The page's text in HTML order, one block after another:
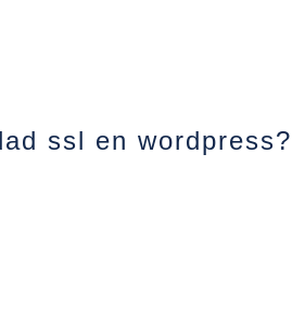
ssl en wordpress?